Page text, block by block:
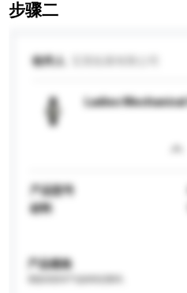
步骤二
收件人
Ladies
产品型号
材料
产品规格